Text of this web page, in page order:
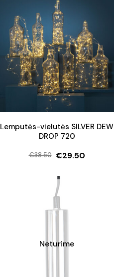
Lemputės-vielutės SILVER DEW
DROP 720
€38.50
Original
price
was:
€38.50.
€29.50
Current
price
is:
€29.50.
Neturime